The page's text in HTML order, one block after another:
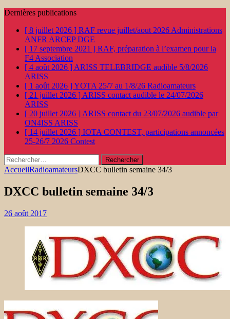
Dernières publications
[ 8 juillet 2026 ] RAF revue juillet/aout 2026 Administrations
ANFR ARCEP DGE
[ 17 septembre 2021 ] RAF, préparation à l’examen pour la
F4 Association
[ 4 août 2026 ] ARISS TELEBRIDGE audible 5/8/2026
ARISS
[ 1 août 2026 ]YOTA 25/7 au 1/8/26 Radioamateurs
[ 21 juillet 2026 ] ARISS contact audible le 24/07/2026
ARISS
[ 20 juillet 2026 ] ARISS contact du 23/07/2026 audible par
ON4ISS ARISS
[ 14 juillet 2026 ] IOTA CONTEST, participations annoncées
25-26/7 2026 Contest
Rechercher :
AccueilRadioamateursDXCC bulletin semaine 34/3
DXCC bulletin semaine 34/3
26 août 2017